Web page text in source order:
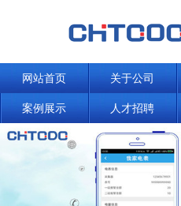
网站首页 关于公司
案例展示 人才招聘